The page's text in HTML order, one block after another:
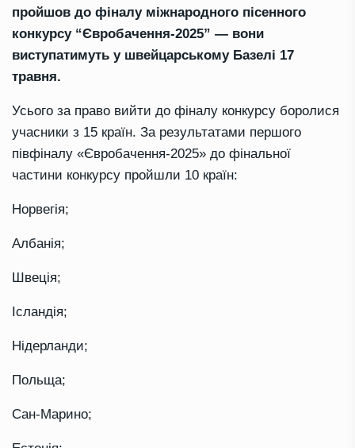
пройшов до фіналу міжнародного пісенного
конкурсу “Євробачення-2025” — вони
виступатимуть у швейцарському Базелі 17
травня.
Усього за право вийти до фіналу конкурсу боролися
учасники з 15 країн. За результатами першого
півфіналу «Євробачення-2025» до фінальної
частини конкурсу пройшли 10 країн:
Норвегія;
Албанія;
Швеція;
Ісландія;
Нідерланди;
Польща;
Сан-Марино;